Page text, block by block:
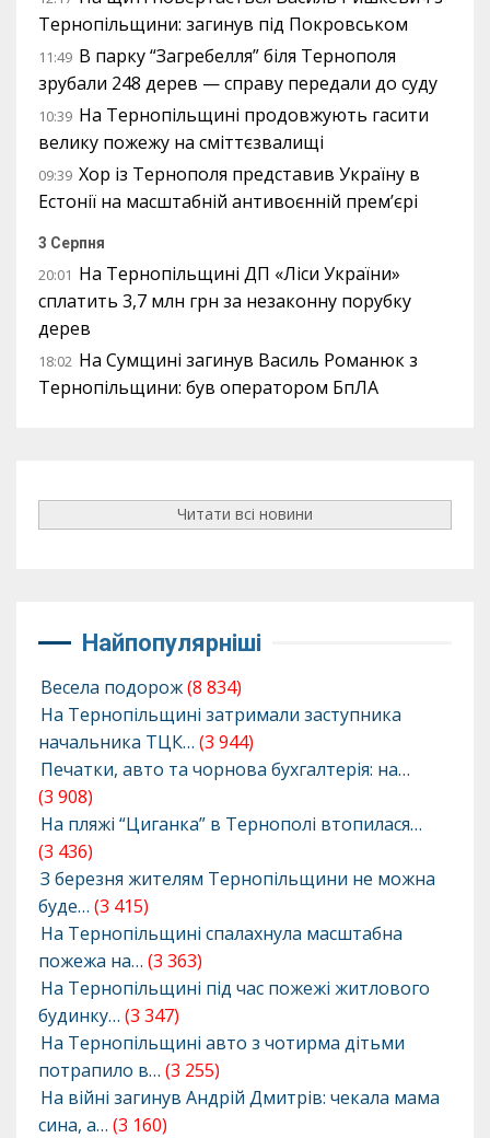
Тернопільщини: загинув під Покровськом
11:49 В парку “Загребелля” біля Тернополя
зрубали 248 дерев — справу передали до суду
10:39 На Тернопільщині продовжують гасити
велику пожежу на сміттєзвалищі
09:39 Хор із Тернополя представив Україну в
Естонії на масштабній антивоєнній прем’єрі
3 Серпня
20:01 На Тернопільщині ДП «Ліси України»
сплатить 3,7 млн грн за незаконну порубку
дерев
18:02 На Сумщині загинув Василь Романюк з
Тернопільщини: був оператором БпЛА
Читати всі новини
Найпопулярніші
Весела подорож(8 834)
На Тернопільщині затримали заступника
начальника ТЦК… (3 944)
Печатки, авто та чорнова бухгалтерія: на…
(3 908)
На пляжі “Циганка” в Тернополі втопилася…
(3 436)
З березня жителям Тернопільщини не можна
буде… (3 415)
На Тернопільщині спалахнула масштабна
пожежа на… (3 363)
На Тернопільщині під час пожежі житлового
будинку… (3 347)
На Тернопільщині авто з чотирма дітьми
потрапило в… (3 255)
На війні загинув Андрій Дмитрів: чекала мама
сина, а… (3 160)